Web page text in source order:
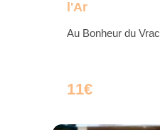
l'Ar
Au Bonheur du Vrac
11€